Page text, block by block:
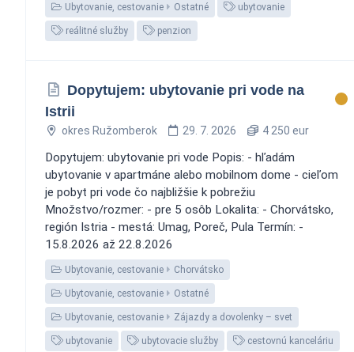
Ubytovanie, cestovanie Ostatné ubytovanie
reálitné služby penzion
Dopytujem: ubytovanie pri vode na
Istrii
okres Ružomberok 29. 7. 2026 4 250 eur
Dopytujem: ubytovanie pri vode Popis: - hľadám
ubytovanie v apartmáne alebo mobilnom dome - cieľom
je pobyt pri vode čo najbližšie k pobrežiu
Množstvo/rozmer: - pre 5 osôb Lokalita: - Chorvátsko,
región Istria - mestá: Umag, Poreč, Pula Termín: -
15.8.2026 až 22.8.2026
Ubytovanie, cestovanie Chorvátsko
Ubytovanie, cestovanie Ostatné
Ubytovanie, cestovanie Zájazdy a dovolenky – svet
ubytovanie ubytovacie služby cestovnú kanceláriu